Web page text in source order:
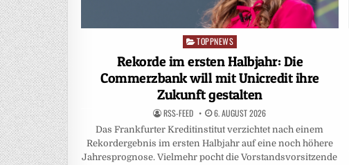
Posted
TOPPNEWS
Rekorde im ersten Halbjahr: Die
Commerzbank will mit Unicredit ihre
Zukunft gestalten
RSS-FEED 6. AUGUST 2026
Das Frankfurter Kreditinstitut verzichtet nach einem
Rekordergebnis im ersten Halbjahr auf eine noch höhere
Jahresprognose. Vielmehr pocht die Vorstandsvorsitzende